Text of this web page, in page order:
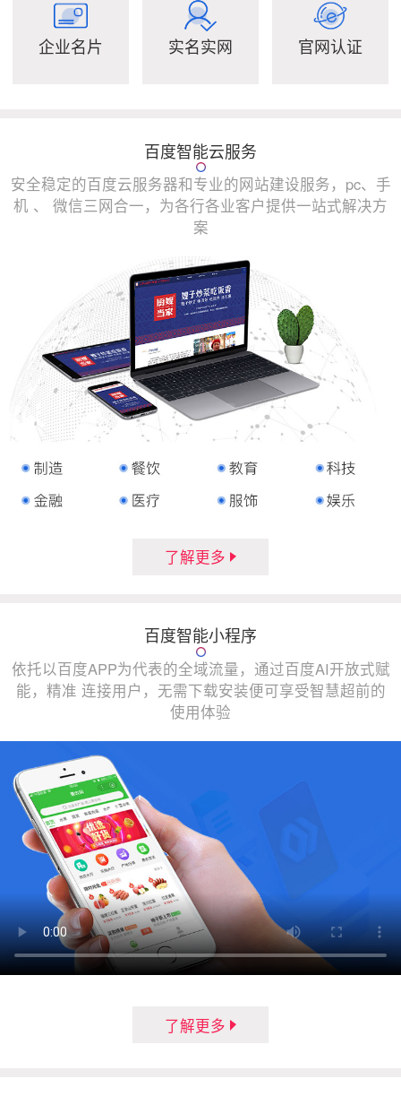
企业名片 实名实网 官网认证
百度智能云服务
安全稳定的百度云服务器和专业的网站建设服务，pc、手
机 、 微信三网合一，为各行各业客户提供一站式解决方
案
了解更多
百度智能小程序
依托以百度APP为代表的全域流量，通过百度AI开放式赋
能，精准 连接用户，无需下载安装便可享受智慧超前的
使用体验
了解更多